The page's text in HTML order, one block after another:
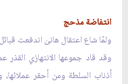
انتفاضة مذحج
ولمّا شاع اعتقال هانىَ اندفعت
وقد قاد جموعها الانتهازي
أذناب السلطة ومن أحقر